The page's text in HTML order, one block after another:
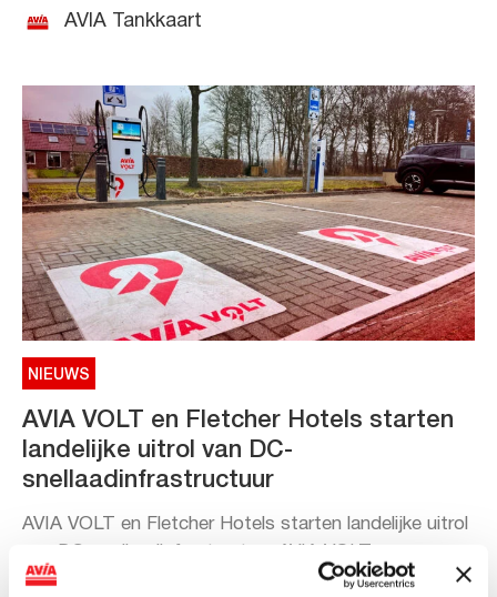
AVIA Tankkaart
NIEUWS
AVIA VOLT en Fletcher Hotels starten
landelijke uitrol van DC-
snellaadinfrastructuur
AVIA VOLT en Fletcher Hotels starten landelijke uitrol
Lees verder